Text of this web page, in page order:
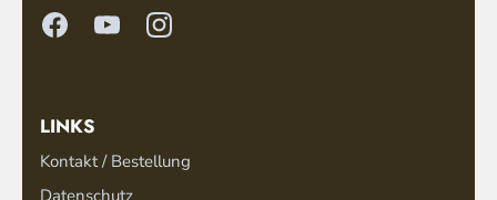
LINKS
Kontakt / Bestellung